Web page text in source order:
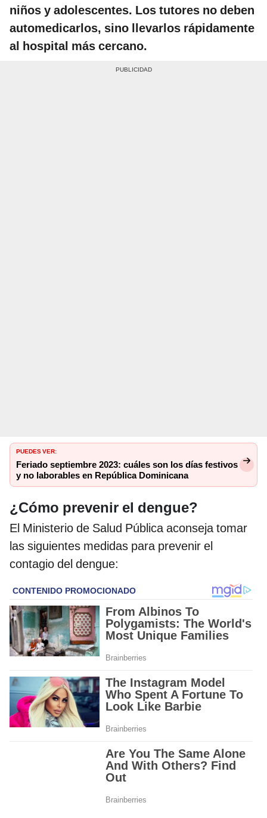
niños y adolescentes. Los tutores no deben
automedicarlos, sino llevarlos rápidamente
al hospital más cercano.
PUEDES VER:
Feriado septiembre 2023: cuáles son los días festivos
y no laborables en República Dominicana
¿Cómo prevenir el dengue?
El Ministerio de Salud Pública aconseja tomar
las siguientes medidas para prevenir el
contagio del dengue: